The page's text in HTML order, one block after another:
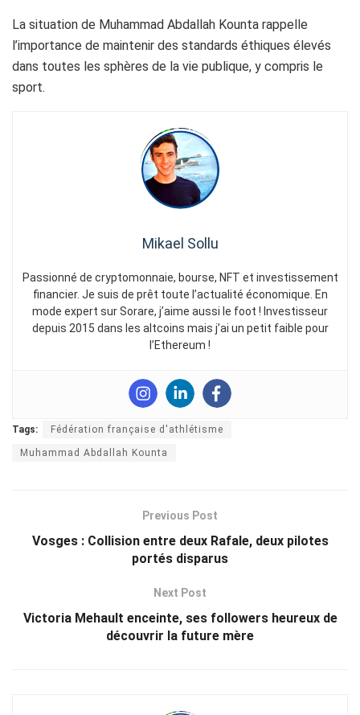
La situation de Muhammad Abdallah Kounta rappelle
l’importance de maintenir des standards éthiques élevés
dans toutes les sphères de la vie publique, y compris le
sport.
Mikael Sollu
Passionné de cryptomonnaie, bourse, NFT et investissement
financier. Je suis de prêt toute l’actualité économique. En
mode expert sur Sorare, j’aime aussi le foot ! Investisseur
depuis 2015 dans les altcoins mais j’ai un petit faible pour
l’Ethereum !
Tags: Fédération française d'athlétisme
Muhammad Abdallah Kounta
Previous Post
Vosges : Collision entre deux Rafale, deux pilotes
portés disparus
Next Post
Victoria Mehault enceinte, ses followers heureux de
découvrir la future mère